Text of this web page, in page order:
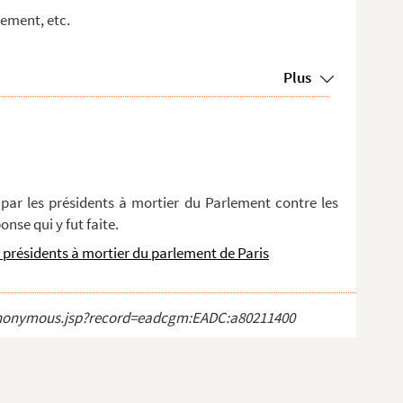
etc.
Plus
les présidents à mortier du Parlement contre les
qui y fut faite.
à mortier du parlement de Paris